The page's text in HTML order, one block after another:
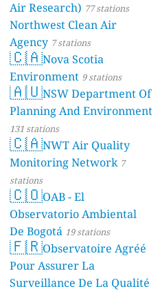
Air Research) 77 stations
Northwest Clean Air
Agency 7 stations
🇨🇦Nova Scotia
Environment 9 stations
🇦🇺NSW Department Of
Planning And Environment
131 stations
🇨🇦NWT Air Quality
Monitoring Network 7
stations
🇨🇴OAB - El
Observatorio Ambiental
De Bogotá 19 stations
🇫🇷Observatoire Agréé
Pour Assurer La
Surveillance De La Qualité